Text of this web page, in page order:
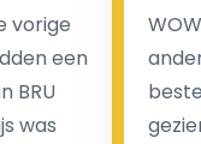
van
uw rit. In
taxameter
voor de
vorige
een
BRU
was